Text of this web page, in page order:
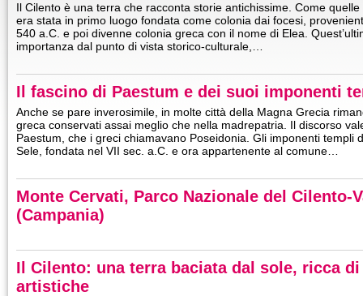
Il Cilento è una terra che racconta storie antichissime. Come
era stata in primo luogo fondata come colonia dai focesi,
540 a.C. e poi divenne colonia greca con il nome di Elea.
importanza dal punto di vista storico-culturale,…
Il fascino di Paestum e dei suoi imponenti
Anche se pare inverosimile, in molte città della Magna Grecia
greca conservati assai meglio che nella madrepatria. Il discorso
Paestum, che i greci chiamavano Poseidonia. Gli imponenti templi
Sele, fondata nel VII sec. a.C. e ora appartenente al comune…
Monte Cervati, Parco Nazionale del Cilento-
(Campania)
Il Cilento: una terra baciata dal sole, ricca
artistiche